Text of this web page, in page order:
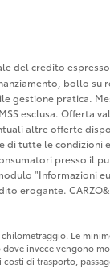
del credito
bollo su
gestione pratica.
esclusa. Offerta
altre offerte
tutte le condizioni
presso il
"Informazioni
erogante.
Le
invece vengono
di trasporto,